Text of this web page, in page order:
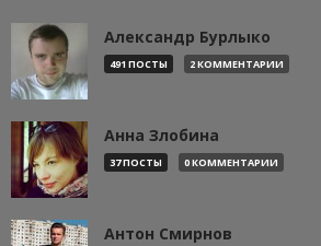
Александр Бурлыко
491 ПОСТЫ 2 КОММЕНТАРИИ
Анна Злобина
37 ПОСТЫ 0 КОММЕНТАРИИ
Антон Смирнов